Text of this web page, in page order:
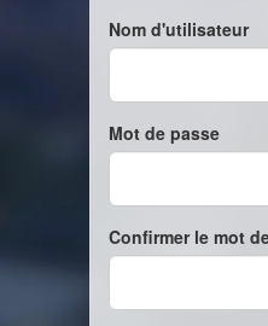
Nom d'utilisateur
Mot de passe
Confirmer le mot